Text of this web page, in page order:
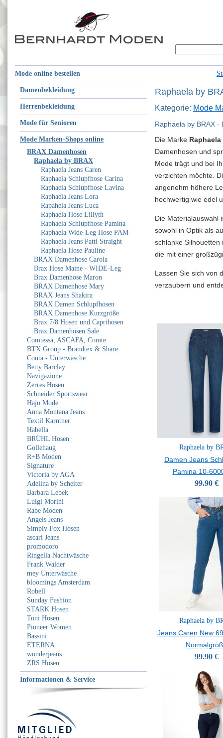
Mode online bestellen
Damenbekleidung
Herrenbekleidung
Mode für Senioren
Mode Marken-Shops online
BRAX Damenhosen
Raphaela by BRAX
Raphaela Jeans Caren
Raphaela Schlupfhose Carina
Raphaela Schlupfhose Lavina
Raphaela Jeans Lora
Rapahela Jeans Luca
Raphaela Hose Lillyth
Raphaela Schlupfhose Pamina
Raphaela Wide-Leg Hose PAM
Raphaela Jeans Patti Straight
Raphaela Hose Pauline
BRAX Damenhose Carola
Brax Hose Maine - WIDE-Leg
Brax Damenhose Maron
BRAX Damenhose Mary
BRAX Jeans Shakira
BRAX Damen Schlupfhosen
BRAX Damenhose Kurzgröße
Brax 7/8 Hosen und Caprihosen
Brax Damenhosen Sale
Comtessa, ASCAFA, Comte
BTX Group - Brandtex & Share
Conta - Unterwäsche
Betty Barclay
Navigazione
Zerres Hosen
Schneider Sportswear
Hajo Mode
Anna Montana Jeans
Textil Karntner
Habella
BRÜHL Hosen
Gollehaug
R+B Moden
Signature
Victoria by AGA
Adelina by Scheiter
Barbara Lebek
Luigi Morini
Rabe Moden
Angels Jeans
Simply Fox Hosen
ascari Jeans
promodoro
Ringella Nachtwäsche
Frank Walder
mey Unterwäsche
bloomings Amsterdam
Robell
Sunday Fashion
STARK Hosen
Toni Hosen
Pioneer Women
Bassini
ETERNA
wonderjeans
ZRS Hosen
Informationen & Service
Raphaela by
Kategorie: Mode
Raphaela by BRAX
Die Marke
Damenhosen und
Mode trägt und bei
verzichten möchte.
angenehm höhere
hochwertig wie edel
Die Materialauswahl
sowohl in Optik als
schlanke Silhouetten
die mit einer
Lassen Sie sich von
verzaubern und
Raphaela by
Damen Jeans
Pamina 10-
99.90 €
Raphaela by
Jeans Caren New
99.90 €